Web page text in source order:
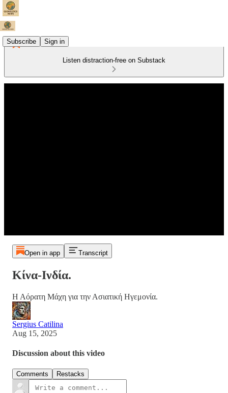
Subscribe Sign in
Listen distraction-free on Substack
Open in app Transcript
Κίνα-Ινδία.
Η Αόρατη Μάχη για την Ασιατική Ηγεμονία.
Sergius Catilina
Aug 15, 2025
Discussion about this video
Comments Restacks